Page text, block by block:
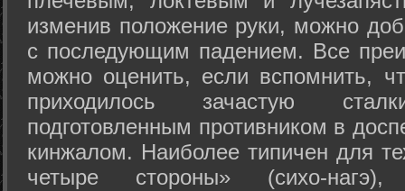
изменив положение руки, можно
с последующим падением. Все
можно оценить, если вспомнить,
приходилось зачастую
подготовленным противником в
кинжалом. Наиболее типичен для
четыре стороны» (сихо-